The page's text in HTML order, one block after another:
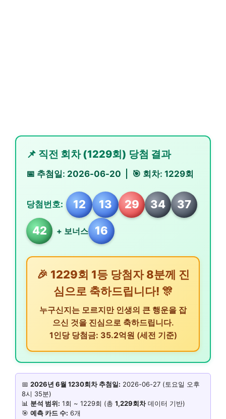
📌 직전 회차 (1229회) 당첨 결과
📅 추첨일: 2026-06-20 | 🎯 회차: 1229회
당첨번호: 12 13 29 34
37
42
+ 보너스 16
🎉 1229회 1등 당첨자 8분께 진
심으로 축하드립니다! 🎊
누구신지는 모르지만 인생의 큰 행운을 잡
으신 것을 진심으로 축하드립니다.
1인당 당첨금: 35.2억원 (세전 기준)
📅 2026년 6월 1230회차 추첨일: 2026-06-27 (토요일 오후
8시 35분)
📊 분석 범위: 1회 ~ 1229회 (총 1,229회차데이터 기반)
🎯 예측 카드 수: 6개